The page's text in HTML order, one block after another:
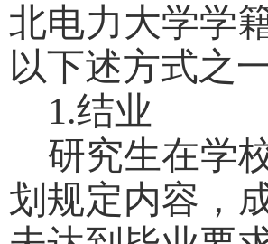
北电力大学学
以下述方式之
1.结业
研究生在学
划规定内容，